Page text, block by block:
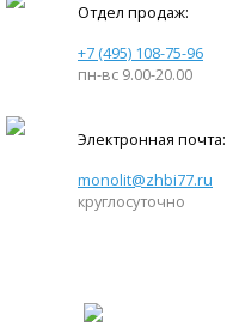
Отдел продаж:
+7 (495) 108-75-96
пн-вс 9.00-20.00
Электронная почта:
monolit@zhbi77.ru
круглосуточно